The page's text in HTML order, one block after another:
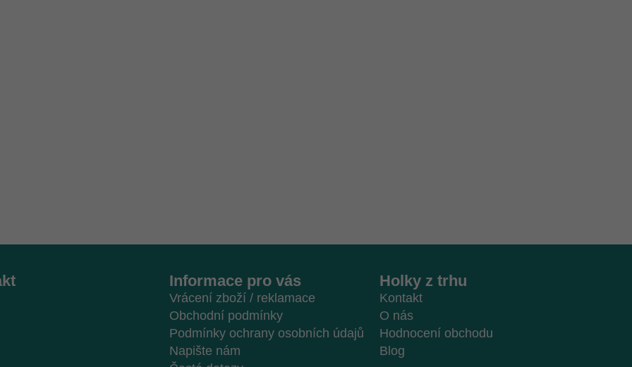
Informace pro vás
Vrácení zboží / reklamace
Obchodní podmínky
Podmínky ochrany osobních údajů
Napište nám
Holky z trhu
Kontakt
O nás
Hodnocení obchodu
Blog